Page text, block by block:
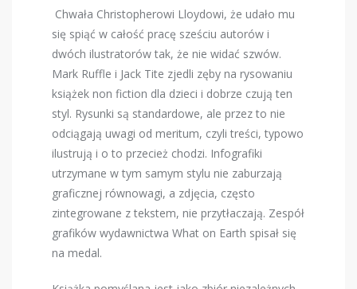
Chwała Christopherowi Lloydowi, że udało mu
się spiąć w całość pracę sześciu autorów i
dwóch ilustratorów tak, że nie widać szwów.
Mark Ruffle i Jack Tite zjedli zęby na rysowaniu
książek non fiction dla dzieci i dobrze czują ten
styl. Rysunki są standardowe, ale przez to nie
odciągają uwagi od meritum, czyli treści, typowo
ilustrują i o to przecież chodzi. Infografiki
utrzymane w tym samym stylu nie zaburzają
graficznej równowagi, a zdjęcia, często
zintegrowane z tekstem, nie przytłaczają. Zespół
grafików wydawnictwa What on Earth spisał się
na medal.